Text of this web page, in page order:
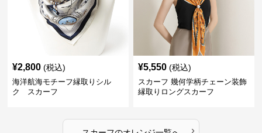
¥2,800 (税込)
海洋航海モチーフ縁取りシル
ク スカーフ
¥5,550 (税込)
スカーフ 幾何学柄チェーン装飾
縁取りロングスカーフ
›